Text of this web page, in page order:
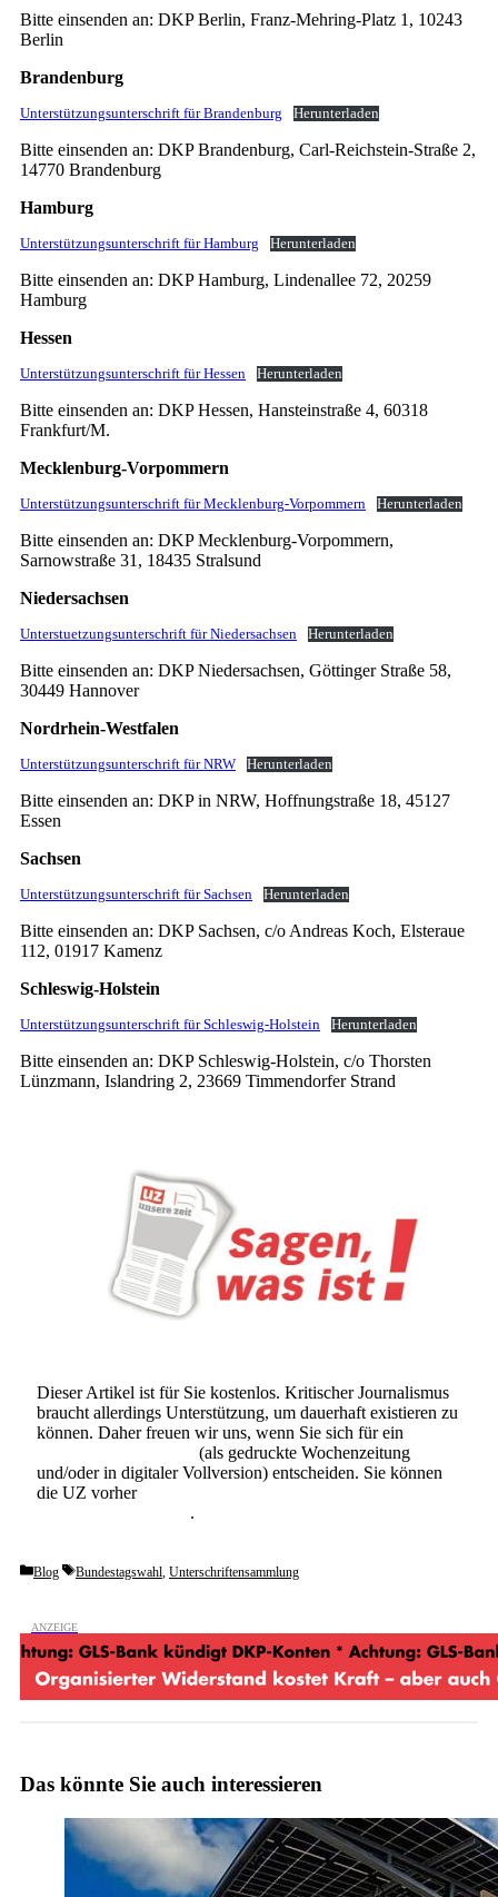
Bitte einsenden an: DKP Berlin, Franz-Mehring-Platz 1, 10243
Berlin
Brandenburg
Unterstützungsunterschrift für Brandenburg Herunterladen
Bitte einsenden an: DKP Brandenburg, Carl-Reichstein-Straße 2,
14770 Brandenburg
Hamburg
Unterstützungsunterschrift für Hamburg Herunterladen
Bitte einsenden an: DKP Hamburg, Lindenallee 72, 20259
Hamburg
Hessen
Unterstützungsunterschrift für Hessen Herunterladen
Bitte einsenden an: DKP Hessen, Hansteinstraße 4, 60318
Frankfurt/M.
Mecklenburg-Vorpommern
Unterstützungsunterschrift für Mecklenburg-Vorpommern Herunterladen
Bitte einsenden an: DKP Mecklenburg-Vorpommern,
Sarnowstraße 31, 18435 Stralsund
Niedersachsen
Unterstuetzungsunterschrift für Niedersachsen Herunterladen
Bitte einsenden an: DKP Niedersachsen, Göttinger Straße 58,
30449 Hannover
Nordrhein-Westfalen
Unterstützungsunterschrift für NRW Herunterladen
Bitte einsenden an: DKP in NRW, Hoffnungstraße 18, 45127
Essen
Sachsen
Unterstützungsunterschrift für Sachsen Herunterladen
Bitte einsenden an: DKP Sachsen, c/o Andreas Koch, Elsteraue
112, 01917 Kamenz
Schleswig-Holstein
Unterstützungsunterschrift für Schleswig-Holstein Herunterladen
Bitte einsenden an: DKP Schleswig-Holstein, c/o Thorsten
Lünzmann, Islandring 2, 23669 Timmendorfer Strand
Dieser Artikel ist für Sie kostenlos. Kritischer Journalismus
braucht allerdings Unterstützung, um dauerhaft existieren zu
können. Daher freuen wir uns, wenn Sie sich für ein
(als gedruckte Wochenzeitung
und/oder in digitaler Vollversion) entscheiden. Sie können
die UZ vorher
.
Categories
Blog Tags
Bundestagswahl, Unterschriftensammlung
Das könnte Sie auch interessieren